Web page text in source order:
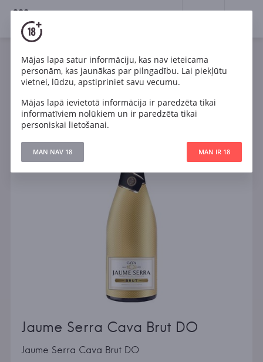
18+
Dzirkstošais Balts Sauss
Spānija
Jaume Serra Cava Brut DO
Jaume Serra Cava Brut DO
Jaume Serra Cava Brut DO
Mājas lapa satur informāciju, kas nav ieteicama
personām, kas jaunākas par pilngadību. Lai piekļūtu
vietnei, lūdzu, apstipriniet savu vecumu.
Mājas lapā ievietotā informācija ir paredzēta tikai
informatīviem nolūkiem un ir paredzēta tikai
personiskai lietošanai.
MAN NAV 18 MAN IR 18